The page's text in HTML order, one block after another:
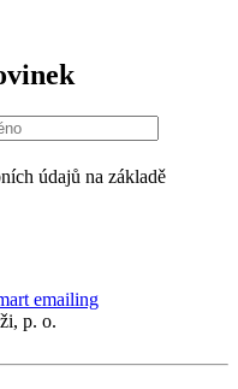
údajů na základě
emailing
p. o.